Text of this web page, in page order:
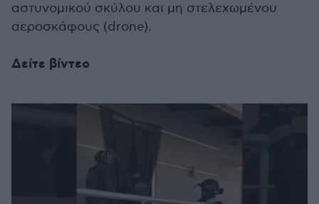
αστυνομικού σκύλου και μη στελεχωμένου
αεροσκάφους (drone).
Δείτε βίντεο